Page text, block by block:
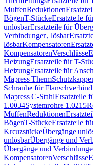
MuffenReduktionen
BögenT-StückeErsatzteile
unlösbarErsatzteile für
Verbindungen, lösbar
lösbarKompensatoren
KompensatorenVerschlüsse
HeizungErsatzteile für T-
HeizungErsatzteile für
Mapress Therm
Schraube für
Mapress C-StahlErsatzteile
1.0034Systemrohre 1.0215
MuffenReduktionen
BögenT-StückeErsatzteile
KreuzstückeÜbergänge
unlösbarÜbergänge und
Übergänge und
KompensatorenVerschlüsse